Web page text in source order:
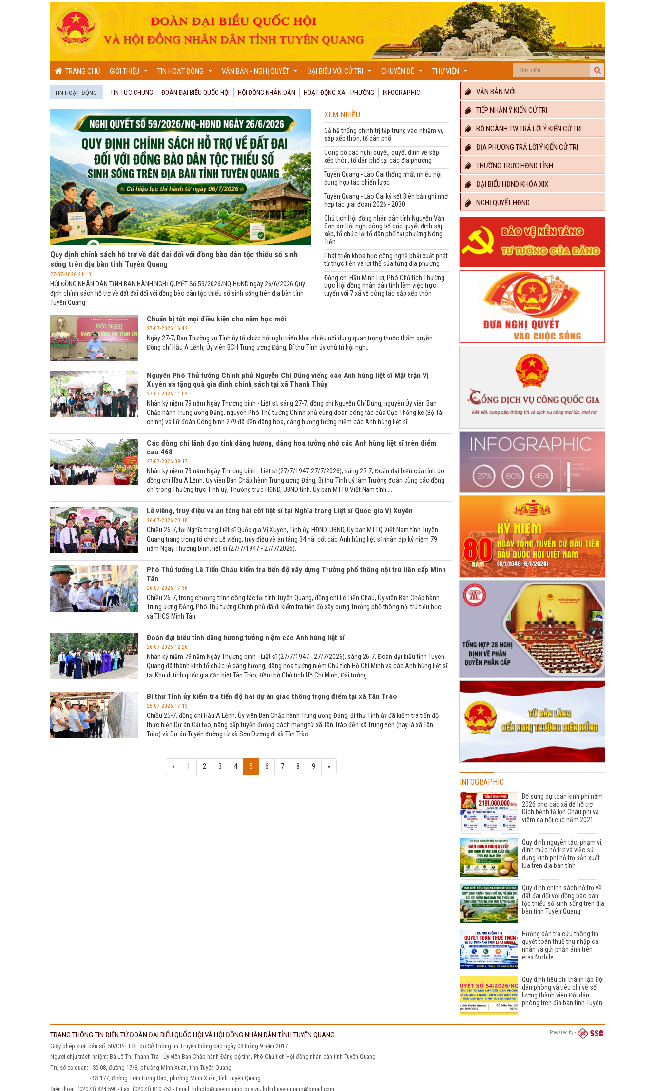
TRANG CHỦ GIỚI THIỆU
...
TIN HOẠT ĐỘNG
...
VĂN BẢN - NGHỊ QUYẾT
...
ĐẠI BIỂU VỚI CỬ TRI
...
CHUYÊN ĐỀ
...
THƯ VIỆN
...
TIN HOẠT ĐỘNG TIN TỨC CHUNG ĐOÀN ĐẠI BIỂU QUỐC HỘI HỘI ĐỒNG NHÂN DÂN HOẠT ĐỘNG XÃ - PHƯỜNG INFOGRAPHIC
Quy định chính sách hỗ trợ về đất đai đối với đồng bào dân tộc thiểu số sinh
sống trên địa bàn tỉnh Tuyên Quang
27-07-2026 21:13
HỘI ĐỒNG NHÂN DÂN TỈNH BAN HÀNH NGHỊ QUYẾT Số 59/2026/NQ-HĐND ngày 26/6/2026 Quy
định chính sách hỗ trợ về đất đai đối với đồng bào dân tộc thiểu số sinh sống trên địa bàn tỉnh
Tuyên Quang
XEM NHIỀU
Cả hệ thống chính trị tập trung vào nhiệm vụ
sắp xếp thôn, tổ dân phố
Công bố các nghị quyết, quyết định về sắp
xếp thôn, tổ dân phố tại các địa phương
Tuyên Quang - Lào Cai thống nhất nhiều nội
dung hợp tác chiến lược
Tuyên Quang - Lào Cai ký kết Biên bản ghi nhớ
hợp tác giai đoạn 2026 - 2030
Chủ tịch Hội đồng nhân dân tỉnh Nguyễn Văn
Sơn dự Hội nghị công bố các quyết định sắp
xếp, tổ chức lại tổ dân phố tại phường Nông
Tiến
Phát triển khoa học công nghệ phải xuất phát
từ thực tiễn và lợi thế của từng địa phương
Đồng chí Hầu Minh Lợi, Phó Chủ tịch Thường
trực Hội đồng nhân dân tỉnh làm việc trực
tuyến với 7 xã về công tác sắp xếp thôn
Chuẩn bị tốt mọi điều kiện cho năm học mới
27-07-2026 16:42
Ngày 27-7, Ban Thường vụ Tỉnh ủy tổ chức hội nghị triển khai nhiều nội dung quan trọng thuộc thẩm quyền.
Đồng chí Hầu A Lềnh, Ủy viên BCH Trung ương Đảng, Bí thư Tỉnh ủy chủ trì hội nghị.
Nguyên Phó Thủ tướng Chính phủ Nguyễn Chí Dũng viếng các Anh hùng liệt sĩ Mặt trận Vị
Xuyên và tặng quà gia đình chính sách tại xã Thanh Thủy
27-07-2026 11:03
Nhân kỷ niệm 79 năm Ngày Thương binh - Liệt sĩ, sáng 27-7, đồng chí Nguyễn Chí Dũng, nguyên Ủy viên Ban
Chấp hành Trung ương Đảng, nguyên Phó Thủ tướng Chính phủ cùng đoàn công tác của Cục Thống kê (Bộ Tài
chính) và Lữ đoàn Công binh 279 đã đến dâng hoa, dâng hương tưởng niệm các Anh hùng liệt sĩ ...
Các đồng chí lãnh đạo tỉnh dâng hương, dâng hoa tưởng nhớ các Anh hùng liệt sĩ trên điểm
cao 468
27-07-2026 09:17
Nhân kỷ niệm 79 năm Ngày Thương binh - Liệt sĩ (27/7/1947-27/7/2026), sáng 27-7, Đoàn đại biểu của tỉnh do
đồng chí Hầu A Lềnh, Ủy viên Ban Chấp hành Trung ương Đảng, Bí thư Tỉnh uỷ làm Trưởng đoàn cùng các đồng
chí trong Thường trực Tỉnh uỷ, Thường trực HĐND, UBND tỉnh, Ủy ban MTTQ Việt Nam tỉnh ...
Lễ viếng, truy điệu và an táng hài cốt liệt sĩ tại Nghĩa trang Liệt sĩ Quốc gia Vị Xuyên
26-07-2026 20:18
Chiều 26-7, tại Nghĩa trang Liệt sĩ Quốc gia Vị Xuyên, Tỉnh ủy, HĐND, UBND, Ủy ban MTTQ Việt Nam tỉnh Tuyên
Quang trang trọng tổ chức Lễ viếng, truy điệu và an táng 34 hài cốt các Anh hùng liệt sĩ nhân dịp kỷ niệm 79
năm Ngày Thương binh, liệt sĩ (27/7/1947 - 27/7/2026).
Phó Thủ tướng Lê Tiến Châu kiểm tra tiến độ xây dựng Trường phổ thông nội trú liên cấp Minh
Tân
26-07-2026 17:36
Chiều 26-7, trong chương trình công tác tại tỉnh Tuyên Quang, đồng chí Lê Tiến Châu, Ủy viên Ban Chấp hành
Trung ương Đảng, Phó Thủ tướng Chính phủ đã đi kiểm tra tiến độ xây dựng Trường phổ thông nội trú tiểu học
và THCS Minh Tân.
Đoàn đại biểu tỉnh dâng hương tưởng niệm các Anh hùng liệt sĩ
26-07-2026 12:26
Nhân kỷ niệm 79 năm Ngày Thương binh - Liệt sĩ (27/7/1947 - 27/7/2026), sáng 26-7, Đoàn đại biểu tỉnh Tuyên
Quang đã thành kính tổ chức lễ dâng hương, dâng hoa tưởng niệm Chủ tịch Hồ Chí Minh và các Anh hùng liệt sĩ
tại Khu di tích quốc gia đặc biệt Tân Trào, Đền thờ Chủ tịch Hồ Chí Minh, Đài tưởng ...
Bí thư Tỉnh ủy kiểm tra tiến độ hai dự án giao thông trọng điểm tại xã Tân Trào
25-07-2026 17:13
Chiều 25-7, đồng chí Hầu A Lềnh, Ủy viên Ban Chấp hành Trung ương Đảng, Bí thư Tỉnh ủy đã kiểm tra tiến độ
thực hiện Dự án Cải tạo, nâng cấp tuyến đường cách mạng từ xã Tân Trào đến xã Trung Yên (nay là xã Tân
Trào) và Dự án Tuyến đường từ xã Sơn Dương đi xã Tân Trào.
« 1 2 3 4 5 6 7 8 9 »
VĂN BẢN MỚI
TIẾP NHẬN Ý KIẾN CỬ TRI
BỘ NGÀNH TW TRẢ LỜI Ý KIẾN CỬ TRI
ĐỊA PHƯƠNG TRẢ LỜI Ý KIẾN CỬ TRI
THƯỜNG TRỰC HĐND TỈNH
ĐẠI BIỂU HĐND KHÓA XIX
NGHỊ QUYẾT HĐND
INFOGRAPHIC
Bổ sung dự toán kinh phí năm
2026 cho các xã để hỗ trợ
Dịch bệnh tả lợn Châu phi và
viêm da nổi cục năm 2021
Quy định nguyên tắc, phạm vi,
định mức hỗ trợ và việc sử
dụng kinh phí hỗ trợ sản xuất
lúa trên địa bàn tỉnh
Quy định chính sách hỗ trợ về
đất đai đối với đồng bào dân
tộc thiểu số sinh sống trên địa
bàn tỉnh Tuyên Quang
Hướng dẫn tra cứu thông tin
quyết toán thuế thu nhập cá
nhân và gửi phản ánh trên
etax Mobile
Quy định tiêu chí thành lập Đội
dân phòng và tiêu chí về số
lượng thành viên Đội dân
phòng trên địa bàn tỉnh Tuyên
...
Powered by
TRANG THÔNG TIN ĐIỆN TỬ ĐOÀN ĐẠI BIỂU QUỐC HỘI VÀ HỘI ĐỒNG NHÂN DÂN TỈNH TUYÊN QUANG
Giấy phép xuất bản số: 50/GP-TTĐT do Sở Thông tin Truyền thông cấp ngày 08 tháng 9 năm 2017
Người chịu trách nhiệm: Bà Lê Thị Thanh Trà - Ủy viên Ban Chấp hành Đảng bộ tỉnh, Phó Chủ tịch Hội đồng nhân dân tỉnh Tuyên Quang
Trụ sở cơ quan: - Số 08, đường 17/8, phường Minh Xuân, tỉnh Tuyên Quang
- Số 177, đường Trần Hưng Đạo, phường Minh Xuân, tỉnh Tuyên Quang
Điện thoại: (02073) 824 590 - Fax: (02073) 810 752 - Email: hdndtq@tuyenquang.gov.vn; hdndtuyenquang@gmail.com